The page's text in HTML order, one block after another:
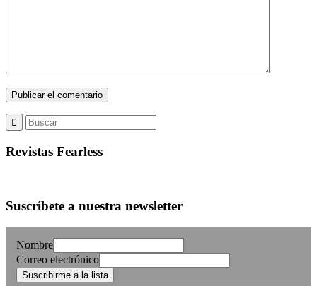
Revistas Fearless
Suscríbete a nuestra newsletter
Nombre
Correo electrónico